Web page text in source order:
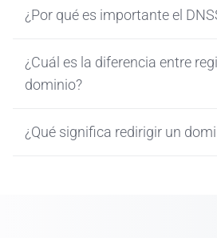
¿Por qué es importante el
¿Cuál es la diferencia entre
dominio?
¿Qué significa redirigir un